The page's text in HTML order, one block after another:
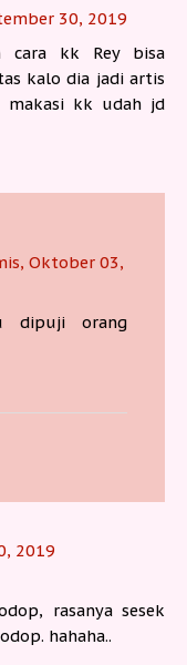
30, 2019
cara kk Rey bisa
kalo dia jadi artis
makasi kk udah jd
Oktober 03,
dipuji orang
2019
rasanya sesek
hahaha..